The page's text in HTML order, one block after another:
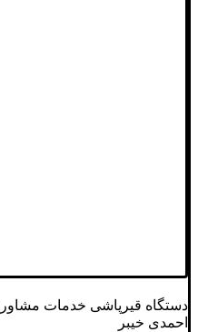
دستگاه قیرپاشی خدمات
احمدی خیبر